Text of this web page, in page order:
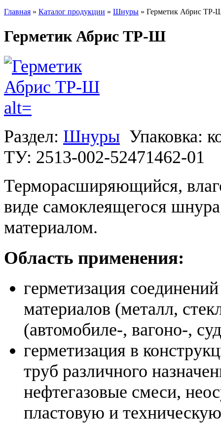
Главная » Каталог продукции » Шнуры » Герметик Абрис ТР-
Герметик Абрис ТР-Ш
Раздел: Шнуры Упаковка:
ТУ: 2513-002-52471462-01
Терморасширяющийся,
виде самоклеящегося
материалом.
Область применения:
герметизация
материалов (металл,
(автомобиле-, вагоно-,
герметизация в
труб различного
нефтегазовые смеси,
пластовую и